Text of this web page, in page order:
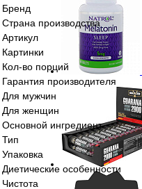
Бренд
Страна производства
Артикул
Картинки
Кол-во порций
Гарантия производителя
Для мужчин
Для женщин
Основной ингредиент
Тип
Упаковка
Диетические особенности
Чистота